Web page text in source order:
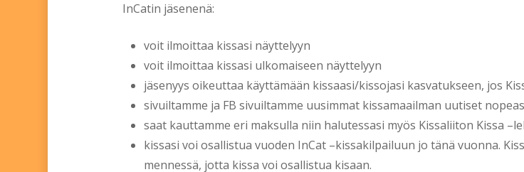
InCatin jäsenenä:
voit ilmoittaa kissasi näyttelyyn
voit ilmoittaa kissasi ulkomaiseen näyttelyyn
jäsenyys oikeuttaa käyttämään kissaasi/kissojasi kasvatukseen, jos
sivuiltamme ja FB sivuiltamme uusimmat kissamaailman uutiset
saat kauttamme eri maksulla niin halutessasi myös Kissaliiton Kissa
kissasi voi osallistua vuoden InCat –kissakilpailuun jo tänä vuonna.
mennessä, jotta kissa voi osallistua kisaan.